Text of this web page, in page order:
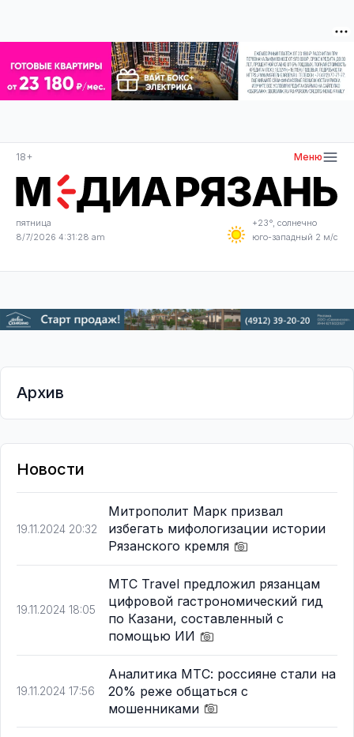
18+ Меню
пятница
8/7/2026 4:31:29 am
+23°, солнечно
юго-западный 2 м/с
Архив
Новости
19.11.2024 20:32
Митрополит Марк призвал
избегать мифологизации истории
Рязанского кремля
19.11.2024 18:05
МТС Travel предложил рязанцам
цифровой гастрономический гид
по Казани, составленный с
помощью ИИ
19.11.2024 17:56
Аналитика МТС: россияне стали на
20% реже общаться с
мошенниками